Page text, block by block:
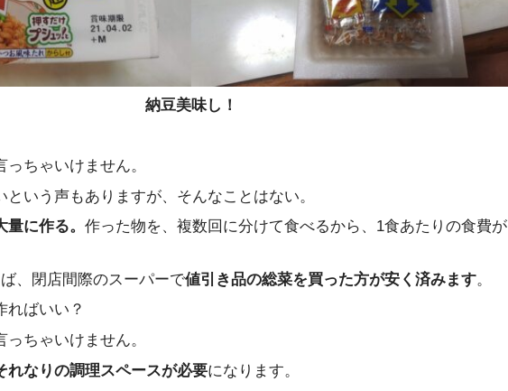
納豆美味し！
ちゃいけません。
という声もありますが、そんなことはない。
に作る。 作った物を、複数回に分けて食べるから、1食あたりの食費が
、閉店間際のスーパーで値引き品の総菜を買った方が安く済みます。
ればいい？
ちゃいけません。
れなりの調理スペースが必要になります。